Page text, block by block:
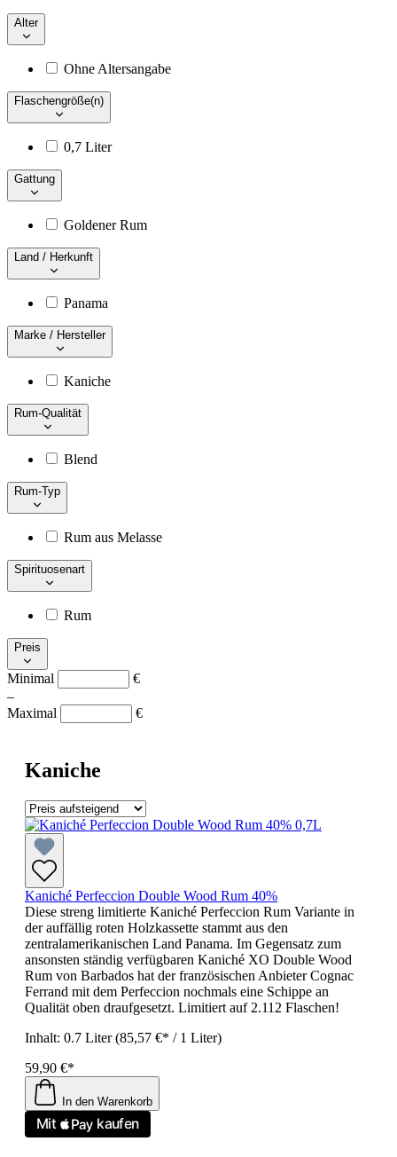
Alter
Ohne Altersangabe
Flaschengröße(n)
0,7 Liter
Gattung
Goldener Rum
Land / Herkunft
Panama
Marke / Hersteller
Kaniche
Rum-Qualität
Blend
Rum-Typ
Rum aus Melasse
Spirituosenart
Rum
Preis
Minimal
€
–
Maximal
€
Kaniche
Kaniché Perfeccion Double Wood Rum 40%
Diese streng limitierte Kaniché Perfeccion Rum Variante in
der auffällig roten Holzkassette stammt aus den
zentralamerikanischen Land Panama. Im Gegensatz zum
ansonsten ständig verfügbaren Kaniché XO Double Wood
Rum von Barbados hat der französischen Anbieter Cognac
Ferrand mit dem Perfeccion nochmals eine Schippe an
Qualität oben draufgesetzt. Limitiert auf 2.112 Flaschen!
Inhalt: 0.7 Liter(85,57 €* / 1 Liter)
59,90 €*
In den Warenkorb